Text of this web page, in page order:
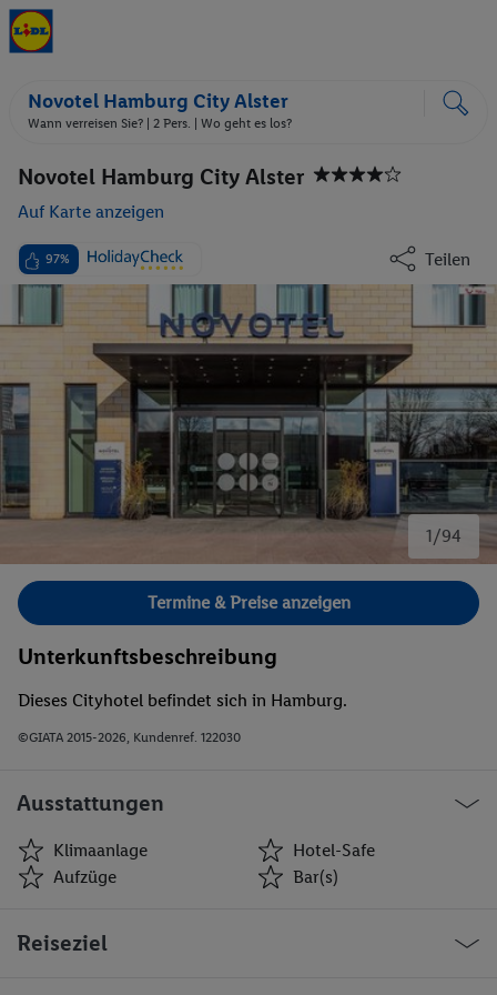
Novotel Hamburg City Alster
Wann verreisen Sie? | 2 Pers. | Wo geht es los?
Novotel Hamburg City Alster
Auf Karte anzeigen
97% Teilen
1/94
Bild 1 von 94.
Termine & Preise anzeigen
Unterkunftsbeschreibung
Dieses Cityhotel befindet sich in Hamburg.
©GIATA 2015-2026, Kundenref. 122030
Ausstattungen
Klimaanlage
Hotel-Safe
Aufzüge
Bar(s)
Aufzüge
Reiseziel